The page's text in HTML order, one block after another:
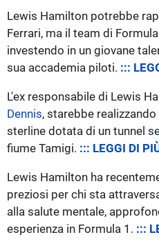
Lewis Hamilton potrebbe
Ferrari, ma il team di
investendo in un giovane
sua accademia piloti. :::
L'ex responsabile di Lewis
Dennis, starebbe
sterline dotata di un tunnel
fiume Tamigi. ::: LEGGI DI
Lewis Hamilton ha
preziosi per chi sta
alla salute mentale,
esperienza in Formula 1. :::